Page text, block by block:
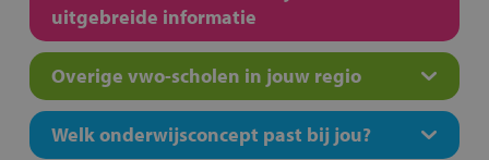
uitgebreide informatie
Overige vwo-scholen in jouw regio
Welk onderwijsconcept past bij jou?